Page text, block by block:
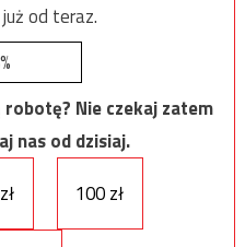
od teraz.
Nie czekaj zatem
nas od dzisiaj.
100 zł